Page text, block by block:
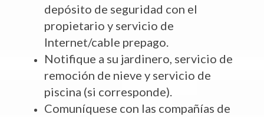
depósito de seguridad con el
propietario y servicio de
Internet/cable prepago.
Notifique a su jardinero, servicio de
remoción de nieve y servicio de
piscina (si corresponde).
Comuníquese con las compañías de